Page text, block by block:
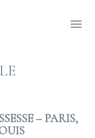
– PARIS,